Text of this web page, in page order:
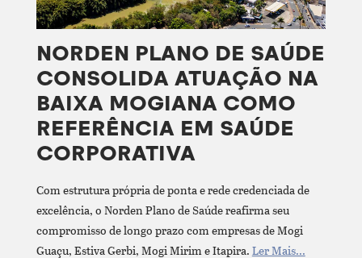
NORDEN PLANO DE SAÚDE
CONSOLIDA ATUAÇÃO NA
BAIXA MOGIANA COMO
REFERÊNCIA EM SAÚDE
CORPORATIVA
Com estrutura própria de ponta e rede credenciada de
excelência, o Norden Plano de Saúde reafirma seu
compromisso de longo prazo com empresas de Mogi
Guaçu, Estiva Gerbi, Mogi Mirim e Itapira.Ler Mais...